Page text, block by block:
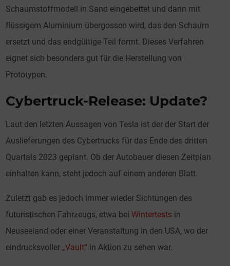
Schaumstoffmodell in Sand eingebettet und dann mit
flüssigem Aluminium übergossen wird, das den Schaum
ersetzt und das endgültige Teil formt. Dieses Verfahren
eignet sich besonders gut für die Herstellung von
Prototypen.
Cybertruck-Release: Update?
Laut den letzten Aussagen von Tesla ist der der Start der
Auslieferungen des Cybertrucks für das Ende des dritten
Quartals 2023 geplant. Ob der Autobauer diesen Zeitplan
einhalten kann, steht jedoch auf einem anderen Blatt.
Zuletzt gab es jedoch immer wieder Sichtungen des
futuristischen Fahrzeugs, etwa beiWintertests in
Neuseeland oder einer Veranstaltung in den USA, wo der
eindrucksvoller „Vault“ in Aktion zu sehen war.